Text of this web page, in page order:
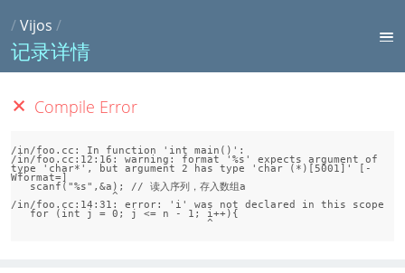
/Vijos /
记录详情
Compile Error
/in/foo.cc: In function 'int main()':
/in/foo.cc:12:16: warning: format '%s' expects argument of
type 'char*', but argument 2 has type 'char (*)[5001]' [-
Wformat=]
                ^
/in/foo.cc:14:31: error: 'i' was not declared in this scope